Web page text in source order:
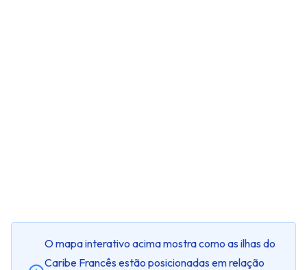
O mapa interativo acima mostra como as ilhas do
Caribe Francês estão posicionadas em relação